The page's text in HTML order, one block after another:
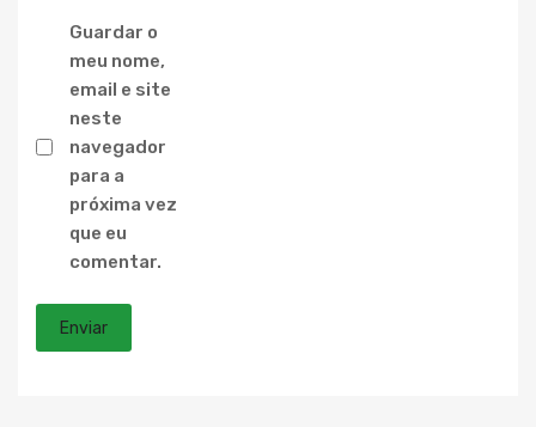
Guardar o
meu nome,
email e site
neste
navegador
para a
próxima vez
que eu
comentar.